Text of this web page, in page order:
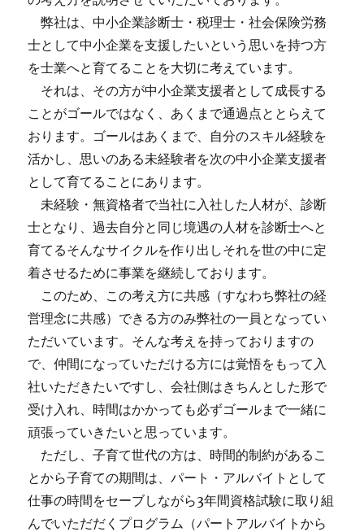
弊社は、中小企業診断士・税理士・社会保険労務
士として中小企業を支援したいという思いを持つ方
を士業へと育てることを大切に考えています。
それは、その方が中小企業支援者として成長する
ことがゴールではなく、あくまで通過点ととらえて
おります。ゴールはあくまで、自分のスキル経験を
活かし、思いのある未経験者を次の中小企業支援者
として育てることにあります。
未経験・無資格者で当社に入社した人材が、診断
士となり、過去自分と同じ境遇の人材を診断士へと
育てるそんなサイクルを作り出しそれを世の中に定
着させるために事業を継続しております。
このため、この考え方に共感（すなわち弊社の経
営理念に共感）できる方のみ弊社の一員となってい
ただいています。そんな考えを持っておりますの
で、仲間になっていただける方には覚悟をもって入
社いただきたいですし、会社側はきちんとした形で
受け入れ、時間はかかっても必ずゴールまで一緒に
頑張っていきたいと思っています。
ただし、子育て世代の方は、時間的制約があるこ
とから子育ての期間は、パート・アルバイトとして
仕事の時間をセーブしながら3年間資格試験に取り組
んでいただだくプログラム（パートアルバイトから